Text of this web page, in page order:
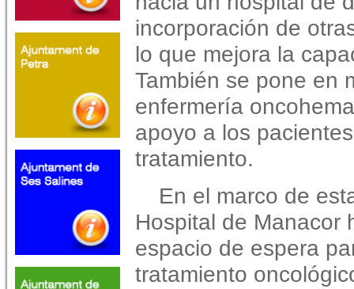
incorporación de
lo que mejora la
También se pone en
enfermería
apoyo a los
tratamiento.
En el marco de
Hospital de Manacor
espacio de espera
tratamiento